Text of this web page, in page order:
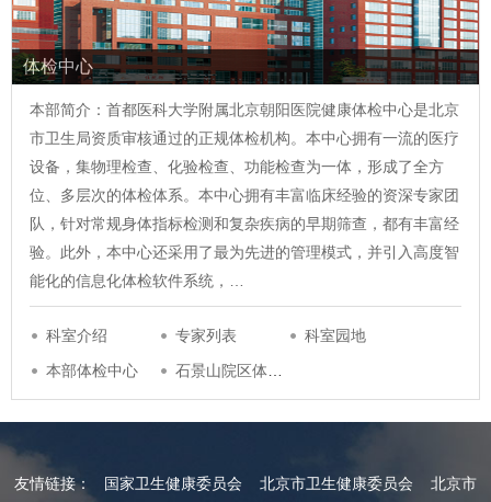
体检中心
本部简介：首都医科大学附属北京朝阳医院健康体检中心是北京
市卫生局资质审核通过的正规体检机构。本中心拥有一流的医疗
设备，集物理检查、化验检查、功能检查为一体，形成了全方
位、多层次的体检体系。本中心拥有丰富临床经验的资深专家团
队，针对常规身体指标检测和复杂疾病的早期筛查，都有丰富经
验。此外，本中心还采用了最为先进的管理模式，并引入高度智
能化的信息化体检软件系统，…
科室介绍 专家列表
科室园地
本部体检中心
友情链接： 国家卫生健康委员会 北京市卫生健康委员会 北京市